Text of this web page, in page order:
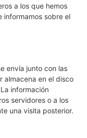
a los que hemos
informamos sobre el
envía junto con las
almacena en el disco
información
servidores o a los
una visita posterior.